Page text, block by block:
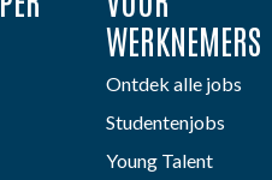
WERKNEMERS
Ontdek alle jobs
Studentenjobs
Young Talent